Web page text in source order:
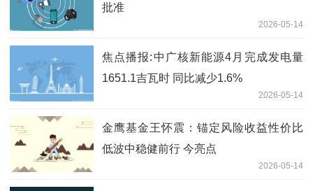
批准
2026-05-14
焦点播报:中广核新能源4月完成发电量
1651.1吉瓦时 同比减少1.6%
2026-05-14
金鹰基金王怀震：锚定风险收益性价比
低波中稳健前行 今亮点
2026-05-14